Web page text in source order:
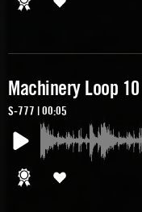
Machinery Loop 10
S-777 | 00:05